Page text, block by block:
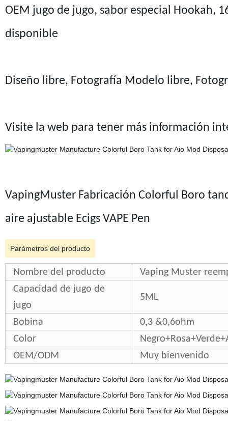
OEM jugo de jugo, sabor especial Hookah,
disponible
Diseño libre, Fotografía Modelo libre,
Visite la web para tener más información
VapingMuster Fabricación Colorful Boro
aire ajustable Ecigs VAPE Pen
Parámetros del producto
Nombre del producto
Vaping Muster
Capacidad de jugo de
jugo
5ML
Bobina
0,3 &0,6ohm
Color
OEM/ODM
Muy bienvenido